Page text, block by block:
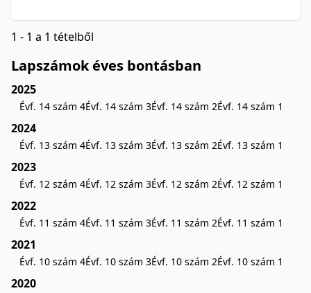
1 - 1 a 1 tételből
Lapszámok éves bontásban
2025
Évf. 14 szám 4Évf. 14 szám 3Évf. 14 szám 2Évf. 14 szám 1
2024
Évf. 13 szám 4Évf. 13 szám 3Évf. 13 szám 2Évf. 13 szám 1
2023
Évf. 12 szám 4Évf. 12 szám 3Évf. 12 szám 2Évf. 12 szám 1
2022
Évf. 11 szám 4Évf. 11 szám 3Évf. 11 szám 2Évf. 11 szám 1
2021
Évf. 10 szám 4Évf. 10 szám 3Évf. 10 szám 2Évf. 10 szám 1
2020